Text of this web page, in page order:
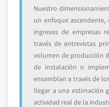
Nuestro
un enfoque
ingresos de empresas
través de entrevistas
volumen de producción
de instalación o
ensamblan a través de
llegar a una estimación
actividad real de la